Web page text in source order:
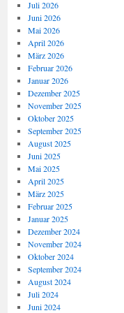
Juli 2026
Juni 2026
Mai 2026
April 2026
März 2026
Februar 2026
Januar 2026
Dezember 2025
November 2025
Oktober 2025
September 2025
August 2025
Juni 2025
Mai 2025
April 2025
März 2025
Februar 2025
Januar 2025
Dezember 2024
November 2024
Oktober 2024
September 2024
August 2024
Juli 2024
Juni 2024